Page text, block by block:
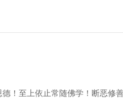
！至上依止常随佛学！断恶修